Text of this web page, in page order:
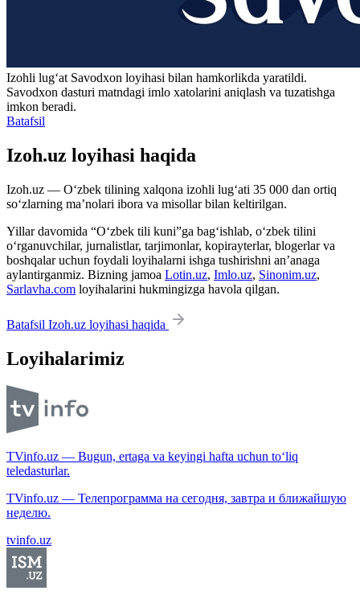
Izohli lugʻat Savodxon loyihasi bilan hamkorlikda yaratildi.
Savodxon dasturi matndagi imlo xatolarini aniqlash va tuzatishga
imkon beradi.
Batafsil
Izoh.uz loyihasi haqida
Izoh.uz — O‘zbek tilining xalqona izohli lug‘ati 35 000 dan ortiq
so‘zlarning ma’nolari ibora va misollar bilan keltirilgan.
Yillar davomida “O‘zbek tili kuni”ga bag‘ishlab, o‘zbek tilini
o‘rganuvchilar, jurnalistlar, tarjimonlar, kopirayterlar, blogerlar va
boshqalar uchun foydali loyihalarni ishga tushirishni an’anaga
aylantirganmiz. Bizning jamoa Lotin.uz, Imlo.uz, Sinonim.uz,
Sarlavha.com loyihalarini hukmingizga havola qilgan.
Batafsil Izoh.uz loyihasi haqida
Loyihalarimiz
TVinfo.uz — Bugun, ertaga va keyingi hafta uchun to‘liq
teledasturlar.
TVinfo.uz — Телепрограмма на сегодня, завтра и ближайшую
неделю.
tvinfo.uz